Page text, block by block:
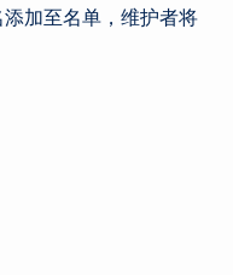
加至名单，维护者将